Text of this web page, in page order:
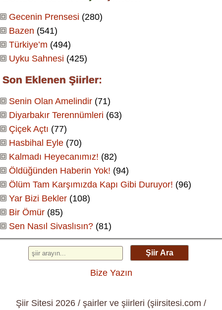
Gecenin Prensesi (280)
Bazen (541)
Türkiye’m (494)
Uyku Sahnesi (425)
Son Eklenen Şiirler:
Senin Olan Amelindir (71)
Diyarbakır Terennümleri (63)
Çiçek Açtı (77)
Hasbihal Eyle (70)
Kalmadı Heyecanımız! (82)
Öldüğünden Haberin Yok! (94)
Ölüm Tam Karşımızda Kapı Gibi Duruyor! (96)
Yar Bizi Bekler (108)
Bir Ömür (85)
Sen Nasıl Sivaslısın? (81)
Şiir Ara
Bize Yazın
Şiir Sitesi 2026 / şairler ve şiirleri (şiirsitesi.com /